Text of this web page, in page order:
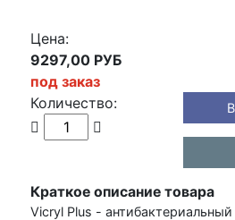
Цена:
9297,00 РУБ
под заказ
Количество:
Краткое описание товара
Vicryl Plus -